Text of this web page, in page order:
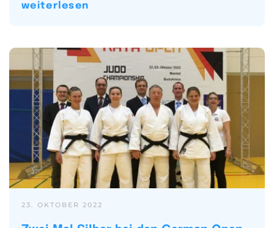
weiterlesen
23. OKTOBER 2022